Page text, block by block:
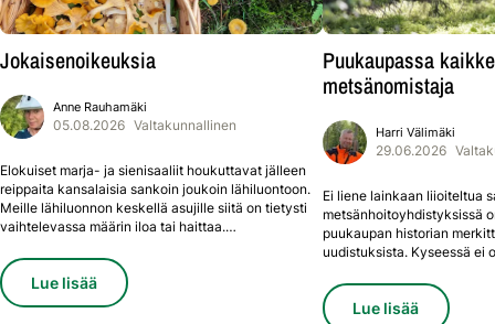
Jokaisenoikeuksia
Anne Rauhamäki
05.08.2026 Valtakunnallinen
Elokuiset marja- ja sienisaaliit houkuttavat jälleen
reippaita kansalaisia sankoin joukoin lähiluontoon.
Meille lähiluonnon keskellä asujille siitä on tietysti
vaihtelevassa määrin iloa tai haittaa.
pääosin jonkinlaiset hyvät käytöstavatkin ovat
kansalaisilla hallussa.
Lue lisää
Puukaupassa
metsänomistaja
Harri Välimäki
29.06.2026
Ei liene lainkaan liioiteltua
metsänhoitoyhdistyksissä
puukaupan historian
uudistuksista. Kyseessä ei
puukauppa valmistellaan
metsänomistajan puolesta
Lue lisää